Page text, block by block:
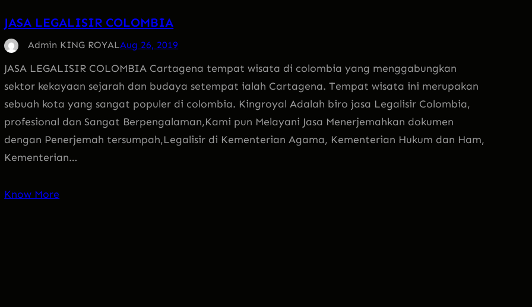
JASA LEGALISIR COLOMBIA
Admin KING ROYALAug 26, 2019
JASA LEGALISIR COLOMBIA Cartagena tempat wisata di colombia yang menggabungkan
sektor kekayaan sejarah dan budaya setempat ialah Cartagena. Tempat wisata ini merupakan
sebuah kota yang sangat populer di colombia. Kingroyal Adalah biro jasa Legalisir Colombia,
profesional dan Sangat Berpengalaman,Kami pun Melayani Jasa Menerjemahkan dokumen
dengan Penerjemah tersumpah,Legalisir di Kementerian Agama, Kementerian Hukum dan Ham,
Kementerian…
Know More